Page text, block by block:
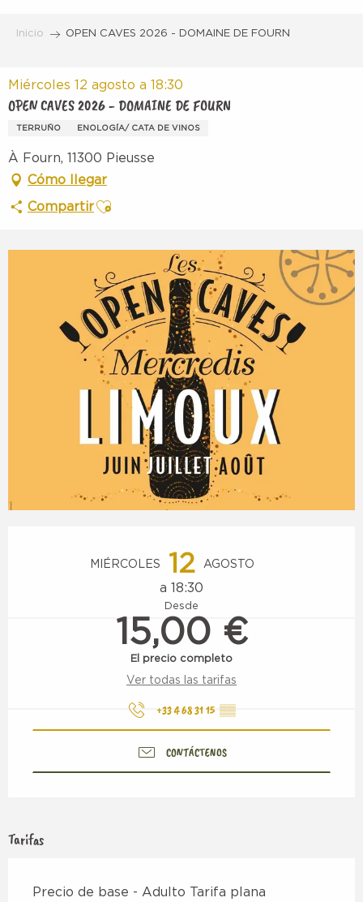
Inicio OPEN CAVES 2026 - DOMAINE DE FOURN
Miércoles 12 agosto a 18:30
OPEN CAVES 2026 - DOMAINE DE FOURN
TERRUÑO ENOLOGÍA/ CATA DE VINOS
À Fourn, 11300 Pieusse
Cómo llegar
CompartirAjouter aux favoris
MIÉRCOLES 12 AGOSTO
a 18:30
Desde
15,00 €
El precio completo
Ver todas las tarifas
+33 4 68 31 15 ▒▒
CONTÁCTENOS
Tarifas
Precio de base - Adulto Tarifa plana